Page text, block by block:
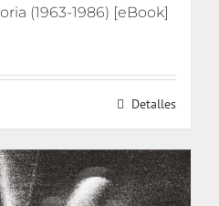
(1963-1986) [eBook]
Detalles